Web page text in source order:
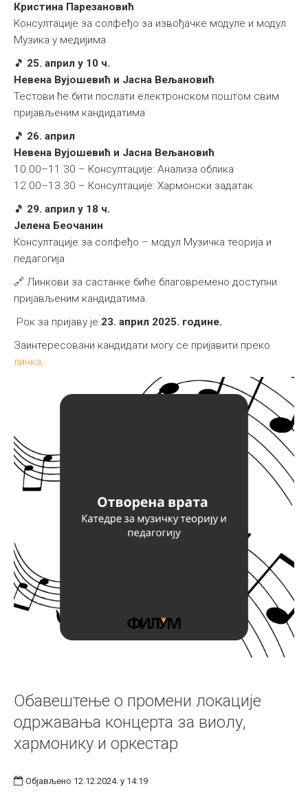
Кристина Парезановић
Консултације за солфеђо за извођачке модуле и модул
Музика у медијима
🎵 25. април у 10 ч.
Невена Вујошевић и Јасна Вељановић
Тестови ће бити послати електронском поштом свим
пријављеним кандидатима
🎵 26. април
Невена Вујошевић и Јасна Вељановић
10.00–11.30 – Консултације: Анализа облика
12.00–13.30 – Консултације: Хармонски задатак
🎵 29. април у 18 ч.
Јелена Беочанин
Консултације за солфеђо – модул Музичка теорија и
педагогија
🔗 Линкови за састанке биће благовремено доступни
пријављеним кандидатима.
Рок за пријаву је 23. април 2025. године.
Заинтересовани кандидати могу се пријавити преко
линка.
Обавештење о промени локације
одржавања концерта за виолу,
хармонику и оркестар
Објављено 12.12.2024. у 14:19